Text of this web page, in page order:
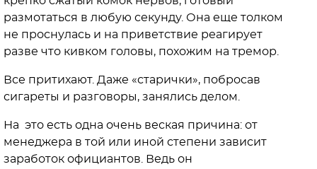
размотаться в любую секунду. Она еще толком
не проснулась и на приветствие реагирует
разве что кивком головы, похожим на тремор.
Все притихают. Даже «старички», побросав
сигареты и разговоры, занялись делом.
На это есть одна очень веская причина: от
менеджера в той или иной степени зависит
заработок официантов. Ведь он